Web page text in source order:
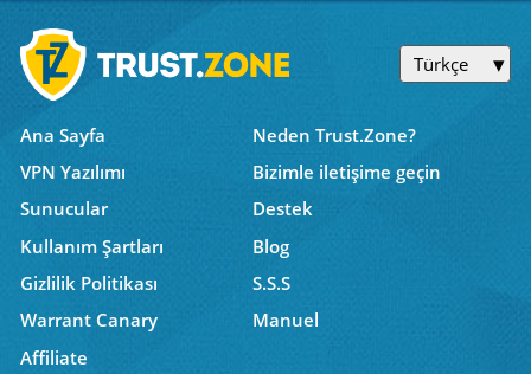
Türkçe
Ana Sayfa
Neden Trust.Zone?
VPN Yazılımı
Bizimle iletişime geçin
Sunucular
Destek
Kullanım Şartları
Blog
Gizlilik Politikası
S.S.S
Warrant Canary
Manuel
Affiliate